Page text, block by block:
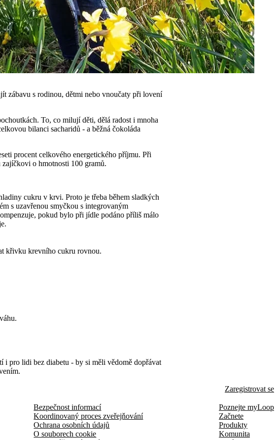
zábavu s rodinou, dětmi nebo vnoučaty při lovení
To, co milují děti, dělá radost i mnoha
bilanci sacharidů - a běžná čokoláda
procent celkového energetického příjmu. Při
o hmotnosti 100 gramů.
cukru v krvi. Proto je třeba během sladkých
s uzavřenou smyčkou s integrovaným
pokud bylo při jídle podáno příliš málo
křivku krevního cukru rovnou.
i pro lidi bez diabetu - by si měli vědomě dopřávat
Zaregistrovat se
Bezpečnost informací
Koordinovaný proces zveřejňování
Ochrana osobních údajů
O souborech cookie
Poznejte myLoop
Začnete
Produkty
Komunita